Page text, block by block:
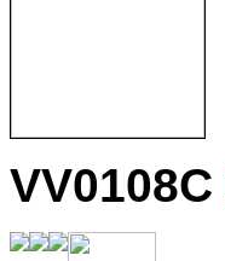
VV0108C